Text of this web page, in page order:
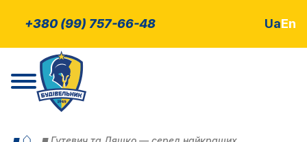
+380 (99) 757-66-48 UaEn